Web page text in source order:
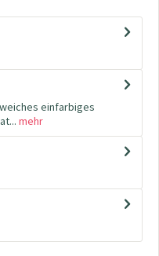
einfarbiges
mehr